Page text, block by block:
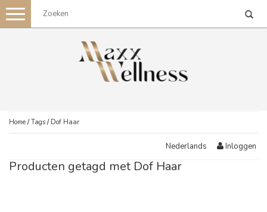
Toggle
navigation
Home /Tags / Dof Haar
Nederlands Inloggen
Producten getagd met Dof Haar